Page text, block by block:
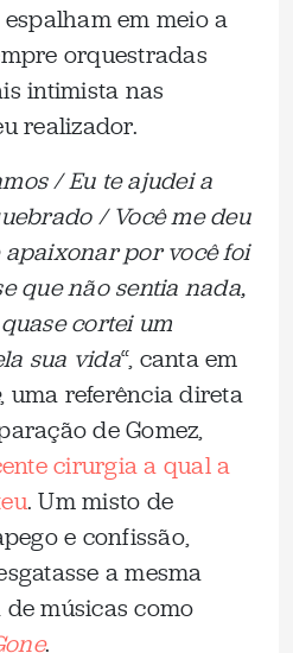
em meio a
orquestradas
intimista nas
realizador.
/ Eu te ajudei a
/ Você me deu
por você foi
que não sentia nada,
cortei um
sua vida“, canta em
, uma referência direta
de Gomez,
cirurgia a qual a
. Um misto de
e confissão,
a mesma
músicas como
.